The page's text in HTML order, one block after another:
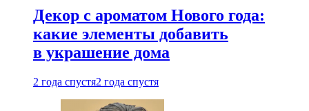
Декор с ароматом Нового года:
какие элементы добавить
в украшение дома
2 года спустя2 года спустя